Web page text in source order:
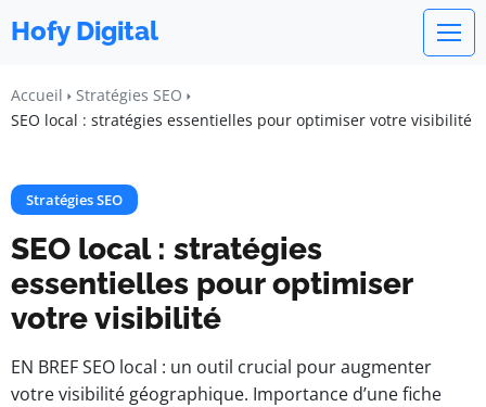
Hofy Digital
Accueil
Stratégies SEO
SEO local : stratégies essentielles pour optimiser votre visibilité
Stratégies SEO
SEO local : stratégies
essentielles pour optimiser
votre visibilité
EN BREF SEO local : un outil crucial pour augmenter
votre visibilité géographique. Importance d’une fiche